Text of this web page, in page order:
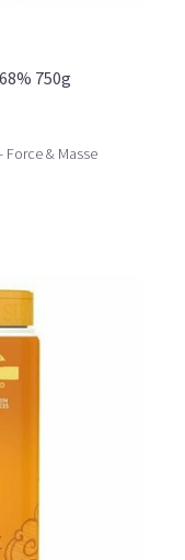
LE SUCRE EN
750g
Force & Masse